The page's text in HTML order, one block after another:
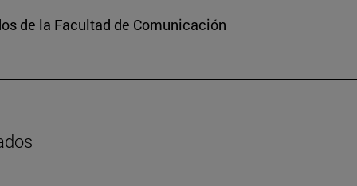
de la Facultad de Comunicación